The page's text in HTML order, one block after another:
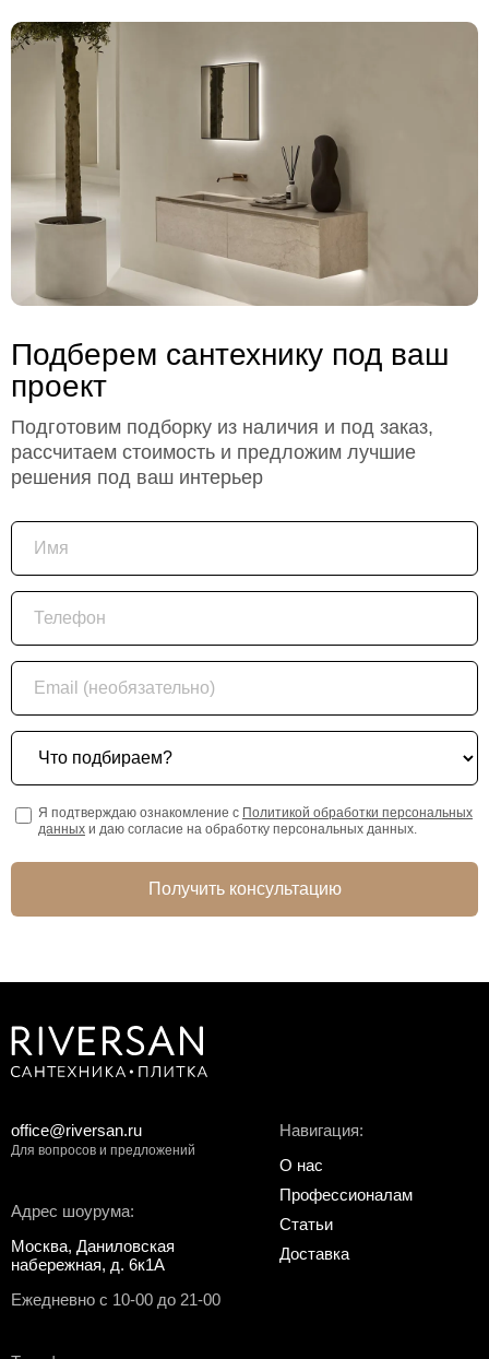
Подберем сантехнику под ваш
проект
Подготовим подборку из наличия и под заказ,
рассчитаем стоимость и предложим лучшие
решения под ваш интерьер
Имя
Телефон
Email (необязательно)
Что подбираем?
Я подтверждаю ознакомление с Политикой обработки персональных
данных и даю согласие на обработку персональных данных.
Получить консультацию
Адрес шоурума:
Москва, Даниловская
набережная, д. 6к1А
Ежедневно с 10-00 до 21-00
Навигация:
О нас
Профессионалам
Статьи
Доставка
office@riversan.ru
Для вопросов и предложений